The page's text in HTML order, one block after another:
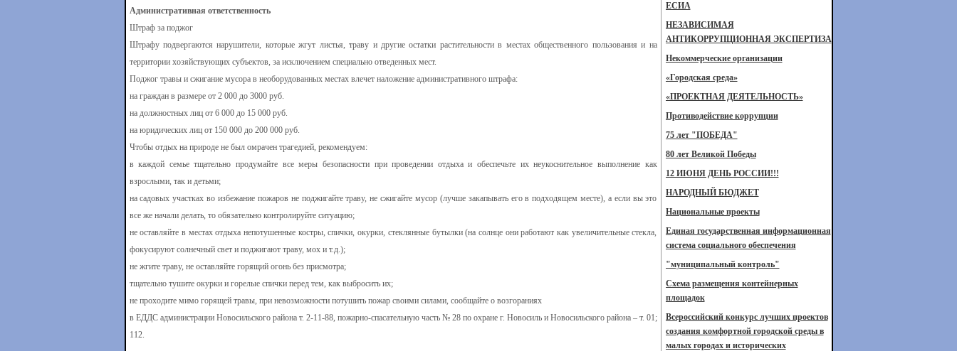
Административная ответственность
Штраф за поджог
Штрафу подвергаются нарушители, которые жгут листья, траву и другие остатки растительности в местах общественного пользования и на
территории хозяйствующих субъектов, за исключением специально отведенных мест.
Поджог травы и сжигание мусора в необорудованных местах влечет наложение административного штрафа:
на граждан в размере от 2 000 до 3000 руб.
на должностных лиц от 6 000 до 15 000 руб.
на юридических лиц от 150 000 до 200 000 руб.
Чтобы отдых на природе не был омрачен трагедией, рекомендуем:
в каждой семье тщательно продумайте все меры безопасности при проведении отдыха и обеспечьте их неукоснительное выполнение как
взрослыми, так и детьми;
на садовых участках во избежание пожаров не поджигайте траву, не сжигайте мусор (лучше закапывать его в подходящем месте), а если вы это
все же начали делать, то обязательно контролируйте ситуацию;
не оставляйте в местах отдыха непотушенные костры, спички, окурки, стеклянные бутылки (на солнце они работают как увеличительные стекла,
фокусируют солнечный свет и поджигают траву, мох и т.д.);
не жгите траву, не оставляйте горящий огонь без присмотра;
тщательно тушите окурки и горелые спички перед тем, как выбросить их;
не проходите мимо горящей травы, при невозможности потушить пожар своими силами, сообщайте о возгораниях
в ЕДДС администрации Новосильского района т. 2-11-88, пожарно-спасательную часть № 28 по охране г. Новосиль и Новосильского района – т. 01;
112.
ЕСИА
НЕЗАВИСИМАЯ
АНТИКОРРУПЦИОННАЯ ЭКСПЕРТИЗА
Некоммерческие организации
«Городская среда»
«ПРОЕКТНАЯ ДЕЯТЕЛЬНОСТЬ»
Противодействие коррупции
75 лет "ПОБЕДА"
80 лет Великой Победы
12 ИЮНЯ ДЕНЬ РОССИИ!!!
НАРОДНЫЙ БЮДЖЕТ
Национальные проекты
Единая государственная информационная
система социального обеспечения
"муниципальный контроль"
Схема размещения контейнерных
площадок
Всероссийский конкурс лучших проектов
создания комфортной городской среды в
малых городах и исторических